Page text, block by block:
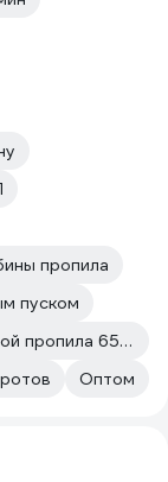
пропила
пуском
Циркулярные пилы (дисковые) с глубиной пропила 65 мм
Оптом